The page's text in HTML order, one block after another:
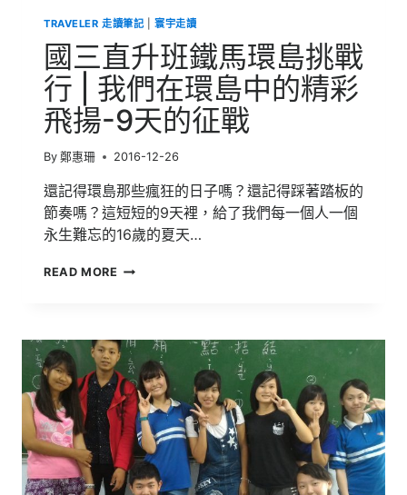
TRAVELER 走讀筆記| 寰宇走讀
國三直升班鐵馬環島挑戰
行 | 我們在環島中的精彩
飛揚-9天的征戰
By 鄭惠珊 2016-12-26
還記得環島那些瘋狂的日子嗎？還記得踩著踏板的
節奏嗎？這短短的9天裡，給了我們每一個人一個
永生難忘的16歲的夏天…
READ MORE 國
班
鐵
馬
環
島
挑
戰
行
|
我